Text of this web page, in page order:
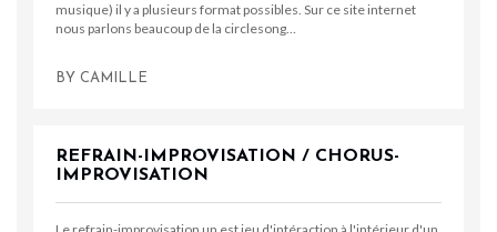
musique) il y a plusieurs format possibles. Sur ce site internet
nous parlons beaucoup de la circlesong…
BY CAMILLE
REFRAIN-IMPROVISATION / CHORUS-
IMPROVISATION